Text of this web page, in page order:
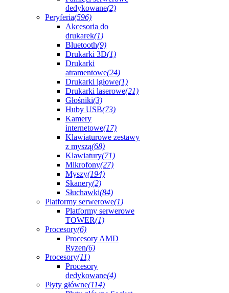
dedykowane(2)
Peryferia(596)
Akcesoria do
drukarek(1)
Bluetooth(9)
Drukarki 3D(1)
Drukarki
atramentowe(24)
Drukarki igłowe(1)
Drukarki laserowe(21)
Głośniki(3)
Huby USB(73)
Kamery
internetowe(17)
Klawiaturowe zestawy
z myszą(68)
Klawiatury(71)
Mikrofony(27)
Myszy(194)
Skanery(2)
Słuchawki(84)
Platformy serwerowe(1)
Platformy serwerowe
TOWER(1)
Procesory(6)
Procesory AMD
Ryzen(6)
Procesory(11)
Procesory
dedykowane(4)
Płyty główne(114)